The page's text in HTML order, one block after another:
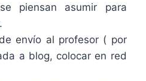
piensan asumir para
envío al profesor ( por
a blog, colocar en red